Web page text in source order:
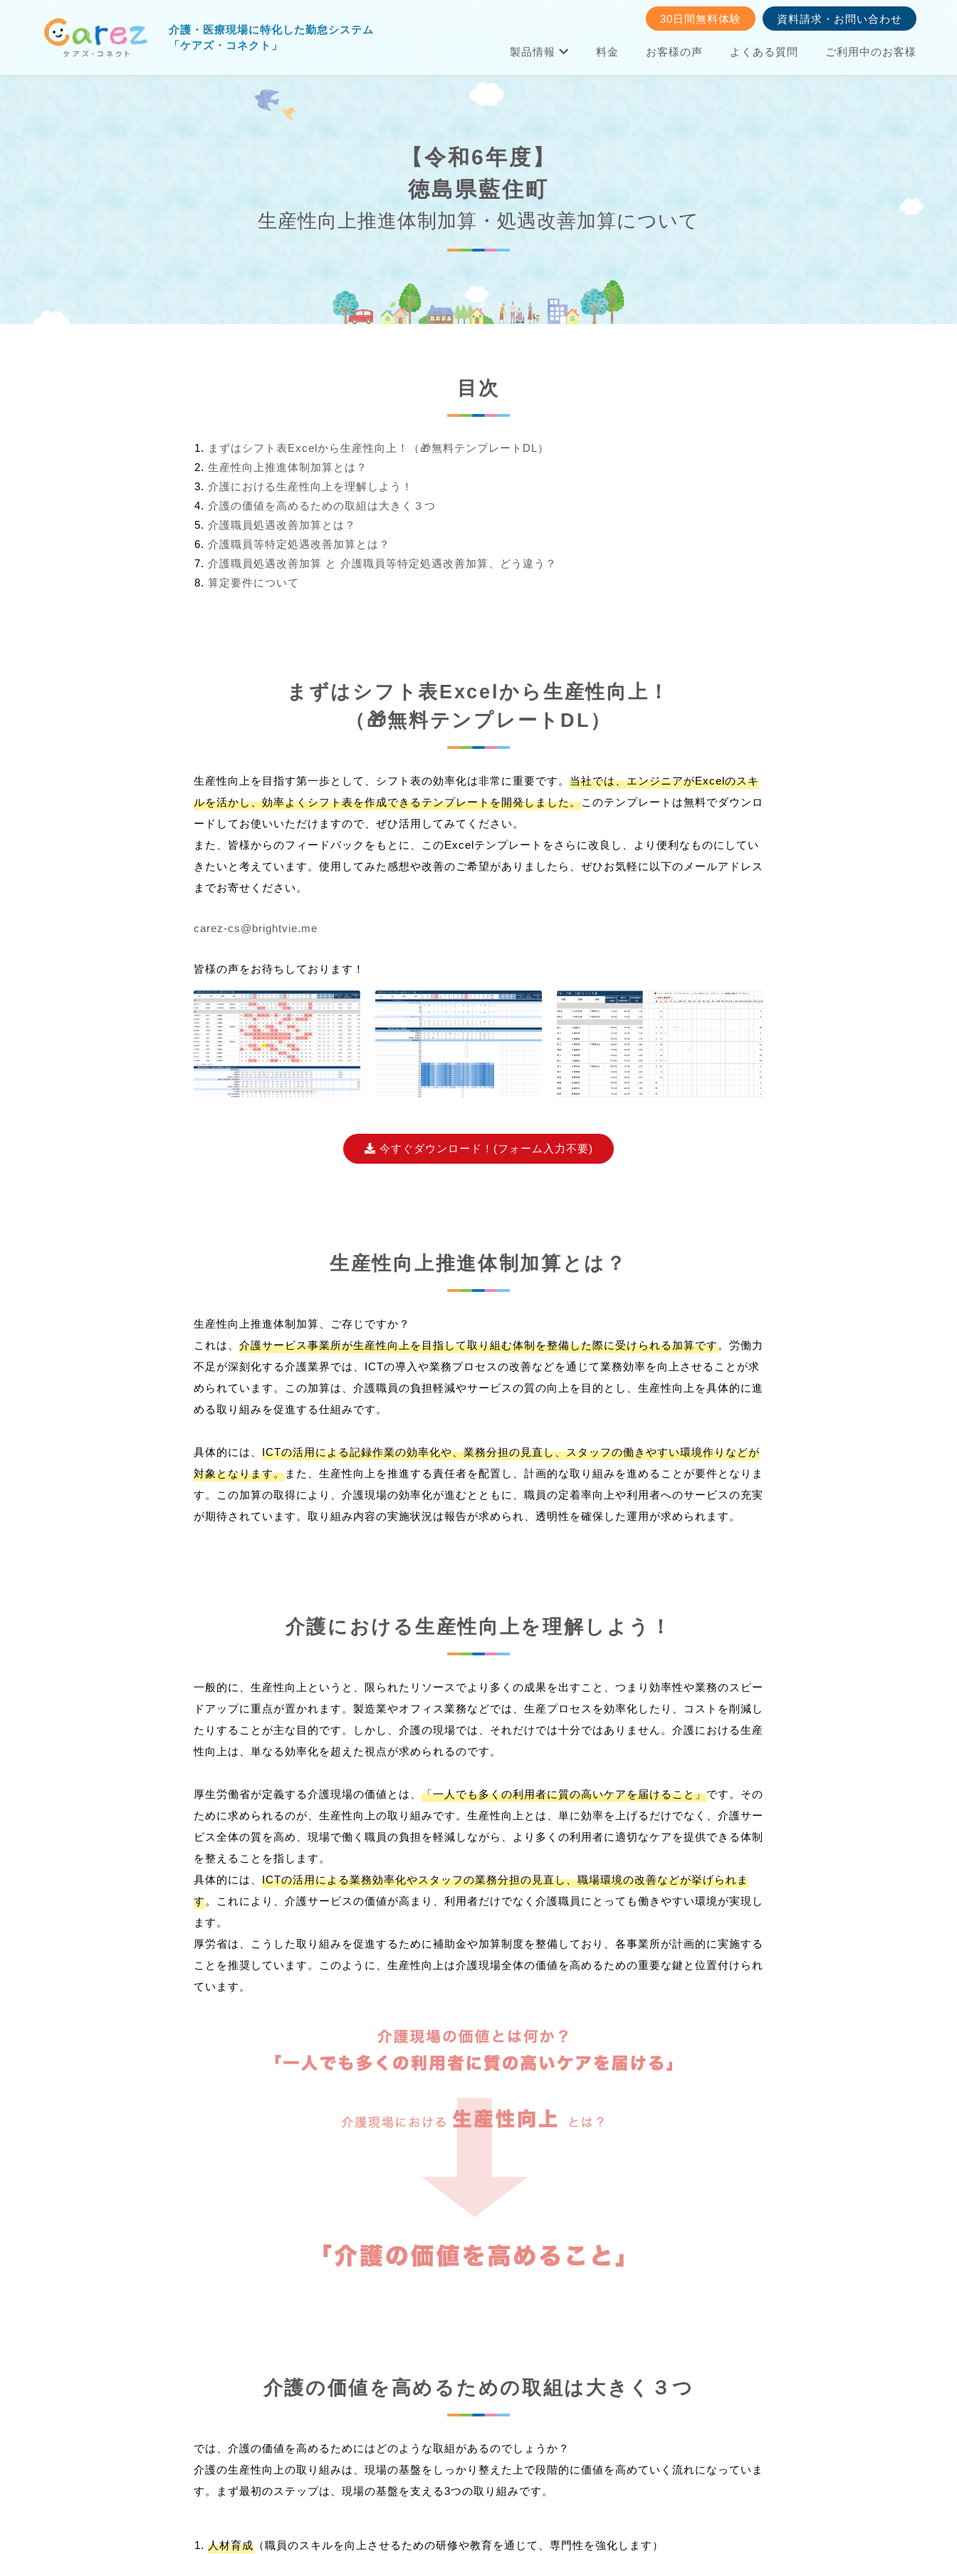
介護・医療現場に特化した勤怠システム
「ケアズ・コネクト」
製品情報 料金 お客様の声 よくある質問 ご利用中のお客様
30日間無料体験 資料請求・お問い合わせ
【令和6年度】
徳島県藍住町
生産性向上推進体制加算・処遇改善加算について
目次
まずはシフト表Excelから生産性向上！（🎁無料テンプレートDL）
生産性向上推進体制加算とは？
介護における生産性向上を理解しよう！
介護の価値を高めるための取組は大きく３つ
介護職員処遇改善加算とは？
介護職員等特定処遇改善加算とは？
介護職員処遇改善加算 と 介護職員等特定処遇改善加算、どう違う？
算定要件について
まずはシフト表Excelから生産性向上！
（🎁無料テンプレートDL）
生産性向上を目指す第一歩として、シフト表の効率化は非常に重要です。 当社では、エンジニアがExcelのスキ
ルを活かし、効率よくシフト表を作成できるテンプレートを開発しました。このテンプレートは無料でダウンロ
ードしてお使いいただけますので、ぜひ活用してみてください。
また、皆様からのフィードバックをもとに、このExcelテンプレートをさらに改良し、より便利なものにしてい
きたいと考えています。使用してみた感想や改善のご希望がありましたら、ぜひお気軽に以下のメールアドレス
までお寄せください。
carez-cs@brightvie.me
皆様の声をお待ちしております！
今すぐダウンロード！ (フォーム入力不要)
生産性向上推進体制加算とは？
生産性向上推進体制加算、ご存じですか？
これは、 介護サービス事業所が生産性向上を目指して取り組む体制を整備した際に受けられる加算です。労働力
不足が深刻化する介護業界では、ICTの導入や業務プロセスの改善などを通じて業務効率を向上させることが求
められています。この加算は、介護職員の負担軽減やサービスの質の向上を目的とし、生産性向上を具体的に進
める取り組みを促進する仕組みです。
具体的には、 ICTの活用による記録作業の効率化や、業務分担の見直し、スタッフの働きやすい環境作りなどが
対象となります。また、生産性向上を推進する責任者を配置し、計画的な取り組みを進めることが要件となりま
す。この加算の取得により、介護現場の効率化が進むとともに、職員の定着率向上や利用者へのサービスの充実
介護における生産性向上を理解しよう！
一般的に、生産性向上というと、限られたリソースでより多くの成果を出すこと、つまり効率性や業務のスピー
ドアップに重点が置かれます。製造業やオフィス業務などでは、生産プロセスを効率化したり、コストを削減し
たりすることが主な目的です。しかし、介護の現場では、それだけでは十分ではありません。介護における生産
性向上は、単なる効率化を超えた視点が求められるのです。
厚生労働省が定義する介護現場の価値とは、 「一人でも多くの利用者に質の高いケアを届けること」です。その
ために求められるのが、生産性向上の取り組みです。生産性向上とは、単に効率を上げるだけでなく、介護サー
ビス全体の質を高め、現場で働く職員の負担を軽減しながら、より多くの利用者に適切なケアを提供できる体制
を整えることを指します。
具体的には、 ICTの活用による業務効率化やスタッフの業務分担の見直し、職場環境の改善などが挙げられま
す。これにより、介護サービスの価値が高まり、利用者だけでなく介護職員にとっても働きやすい環境が実現し
ます。
厚労省は、こうした取り組みを促進するために補助金や加算制度を整備しており、各事業所が計画的に実施する
ことを推奨しています。このように、生産性向上は介護現場全体の価値を高めるための重要な鍵と位置付けられ
介護の価値を高めるための取組は大きく３つ
では、介護の価値を高めるためにはどのような取組があるのでしょうか？
介護の生産性向上の取り組みは、現場の基盤をしっかり整えた上で段階的に価値を高めていく流れになっていま
人材育成 （職員のスキルを向上させるための研修や教育を通じて、専門性を強化します）